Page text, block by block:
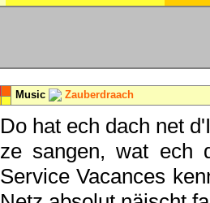
Music Zauberdraach
Do hat ech dach net
ze sangen, wat ech
Service Vacances